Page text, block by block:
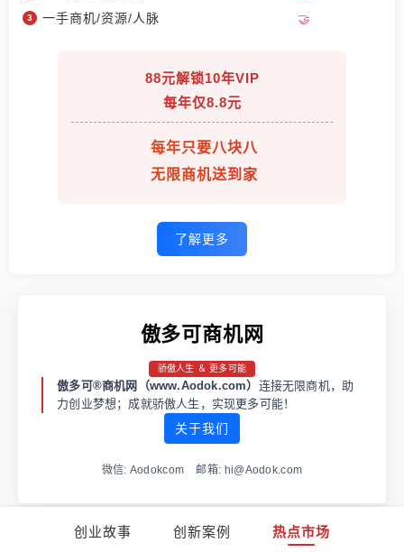
创业故事 创新案例 热点市场
一手商机/资源/人脉
88元解锁10年VIP
每年仅8.8元
每年只要八块八
无限商机送到家
了解更多
傲多可商机网
骄傲人生 ＆ 更多可能
傲多可®商机网（www.Aodok.com） 连接无限商机，助
力创业梦想；成就骄傲人生，实现更多可能！
关于我们
微信: Aodokcom 邮箱: hi@Aodok.com
渝ICP备2021001973号-1